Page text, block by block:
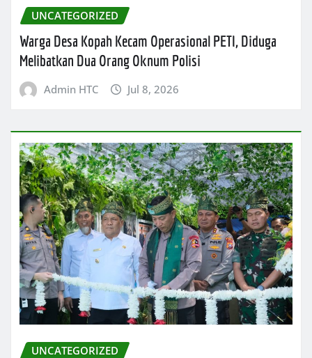
UNCATEGORIZED
Warga Desa Kopah Kecam Operasional PETI, Diduga
Melibatkan Dua Orang Oknum Polisi
Admin HTC Jul 8, 2026
UNCATEGORIZED